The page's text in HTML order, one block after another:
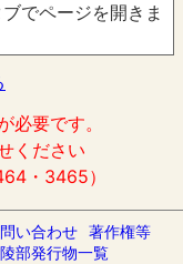
でページを開きま
必要です。
ください
・3465）
い合わせ 著作権等
部発行物一覧